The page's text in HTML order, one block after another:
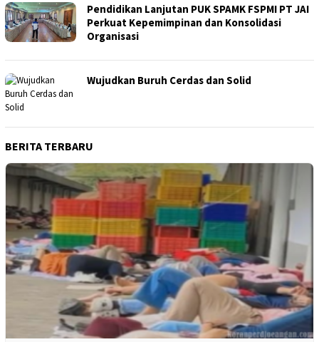
Pendidikan Lanjutan PUK SPAMK FSPMI PT JAI
Perkuat Kepemimpinan dan Konsolidasi
Organisasi
Wujudkan Buruh Cerdas dan Solid
BERITA TERBARU